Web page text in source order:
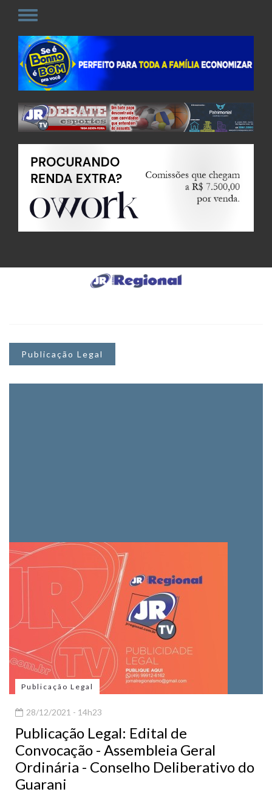
Publicação Legal
Publicação Legal
28/12/2021 - 14h23
Publicação Legal: Edital de
Convocação - Assembleia Geral
Ordinária - Conselho Deliberativo do
Guarani